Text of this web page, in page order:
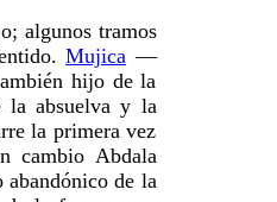
algunos tramos
Mujica —
hijo de la
la absuelva y la
la primera vez
cambio Abdala
de la